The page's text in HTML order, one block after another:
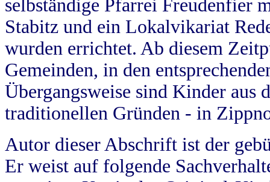
selbständige Pfarrei Freudenfier
Stabitz und ein Lokalvikariat
wurden errichtet. Ab diesem
Gemeinden, in den
Übergangsweise sind Kinder aus
traditionellen Gründen - in
Autor dieser Abschrift ist der
Er weist auf folgende